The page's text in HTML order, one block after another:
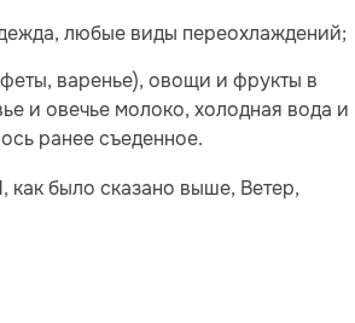
любые виды переохлаждений;
варенье), овощи и фрукты в
и овечье молоко, холодная вода и
ранее съеденное.
было сказано выше, Ветер,